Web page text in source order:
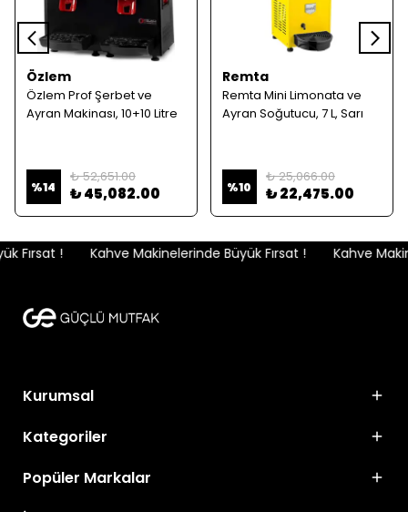
Özlem
Özlem Prof Şerbet ve
Ayran Makinası, 10+10 Litre
%14
₺ 52,651.00
₺ 45,082.00
Remta
Remta Mini Limonata ve
Ayran Soğutucu, 7 L, Sarı
%10
₺ 25,066.00
₺ 22,475.00
Fırsat ! Kahve Makinelerinde Büyük Fırsat ! Kahve
Kurumsal
Kategoriler
Popüler Markalar